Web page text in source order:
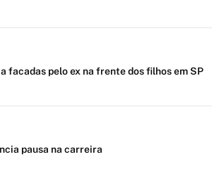
facadas pelo ex na frente dos filhos em SP
pausa na carreira